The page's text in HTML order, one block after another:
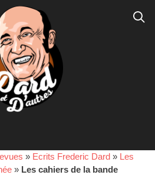
» Ecrits Frederic Dard » Les
» Les cahiers de la bande